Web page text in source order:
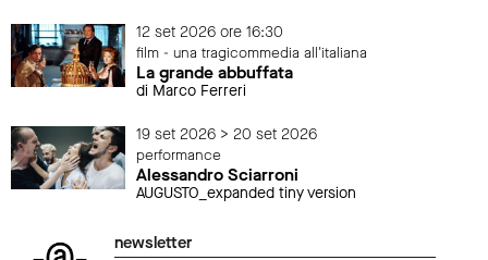
12 set 2026 ore 16:30
film - una tragicommedia all'italiana
La grande abbuffata
di Marco Ferreri
19 set 2026 > 20 set 2026
performance
Alessandro Sciarroni
AUGUSTO_expanded tiny version
newsletter